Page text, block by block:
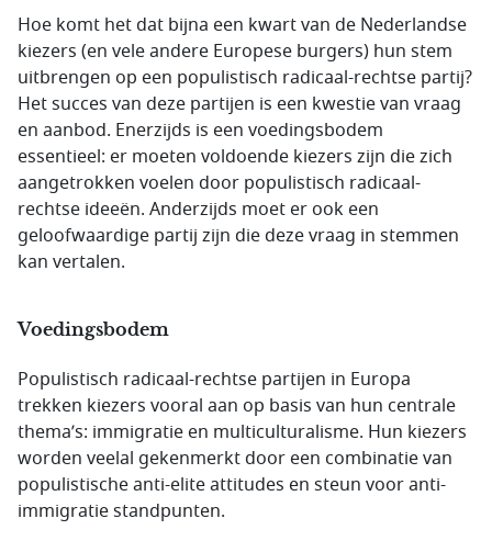
Hoe komt het dat bijna een kwart van de Nederlandse
kiezers (en vele andere Europese burgers) hun stem
uitbrengen op een populistisch radicaal-rechtse partij?
Het succes van deze partijen is een kwestie van vraag
en aanbod. Enerzijds is een voedingsbodem
essentieel: er moeten voldoende kiezers zijn die zich
aangetrokken voelen door populistisch radicaal-
rechtse ideeën. Anderzijds moet er ook een
geloofwaardige partij zijn die deze vraag in stemmen
kan vertalen.
Voedingsbodem
Populistisch radicaal-rechtse partijen in Europa
trekken kiezers vooral aan op basis van hun centrale
thema’s: immigratie en multiculturalisme. Hun kiezers
worden veelal gekenmerkt door een combinatie van
populistische anti-elite attitudes en steun voor anti-
immigratie standpunten.